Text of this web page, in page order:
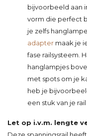
bijvoorbeeld aan
vorm die perfect
je zelfs
adapter maak je
fase railsysteem.
hanglampjes
met spots om je
heb je
een stuk van je rail
Let op i.v.m. lengte